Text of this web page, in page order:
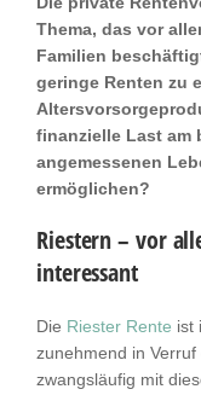
Thema, das vor
Familien
geringe Renten zu
finanzielle Last am
angemessenen
ermöglichen?
Riestern – vor
interessant
Die Riester Rente ist
zunehmend in
zwangsläufig mit